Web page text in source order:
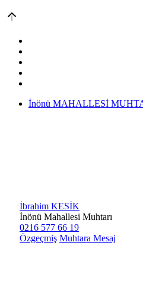
İnönü MAHALLESİ
İbrahim KESİK
İnönü Mahallesi Muhtarı
0216 577 66 19
Özgeçmiş Muhtara Mesaj